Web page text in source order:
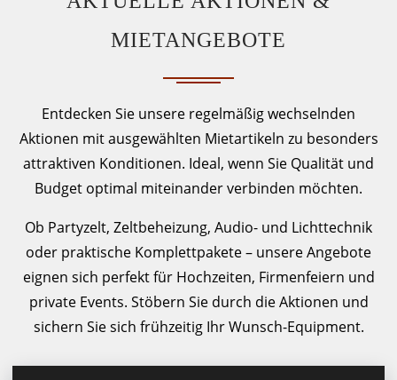
MIETANGEBOTE
Entdecken Sie unsere regelmäßig wechselnden
Aktionen mit ausgewählten Mietartikeln zu besonders
attraktiven Konditionen. Ideal, wenn Sie Qualität und
Budget optimal miteinander verbinden möchten.
Ob Partyzelt, Zeltbeheizung, Audio- und Lichttechnik
oder praktische Komplettpakete – unsere Angebote
eignen sich perfekt für Hochzeiten, Firmenfeiern und
private Events. Stöbern Sie durch die Aktionen und
sichern Sie sich frühzeitig Ihr Wunsch-Equipment.